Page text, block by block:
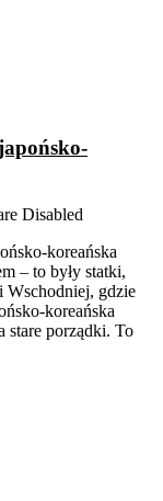
Disabled
koreańska
– to były statki,
Wschodniej, gdzie
koreańska
stare porządki. To